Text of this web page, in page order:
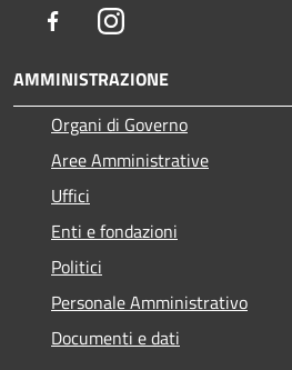
FacebookInstagram
AMMINISTRAZIONE
Organi di Governo
Aree Amministrative
Uffici
Enti e fondazioni
Politici
Personale Amministrativo
Documenti e dati